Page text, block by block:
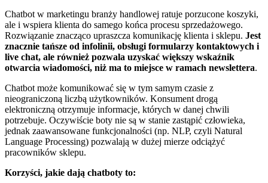
Chatbot w marketingu branży handlowej ratuje porzucone koszyki,
ale i wspiera klienta do samego końca procesu sprzedażowego.
Rozwiązanie znacząco upraszcza komunikację klienta i sklepu. Jest
znacznie tańsze od infolinii, obsługi formularzy kontaktowych i
live chat, ale również pozwala uzyskać większy wskaźnik
otwarcia wiadomości, niż ma to miejsce w ramach newslettera.
Chatbot może komunikować się w tym samym czasie z
nieograniczoną liczbą użytkowników. Konsument drogą
elektroniczną otrzymuje informacje, których w danej chwili
potrzebuje. Oczywiście boty nie są w stanie zastąpić człowieka,
jednak zaawansowane funkcjonalności (np. NLP, czyli Natural
Language Processing) pozwalają w dużej mierze odciążyć
pracowników sklepu.
Korzyści, jakie dają chatboty to: